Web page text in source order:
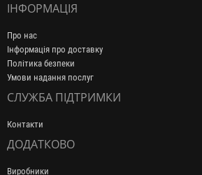
ІНФОРМАЦІЯ
Про нас
Інформація про доставку
Політика безпеки
Умови надання послуг
СЛУЖБА ПІДТРИМКИ
Контакти
ДОДАТКОВО
Виробники